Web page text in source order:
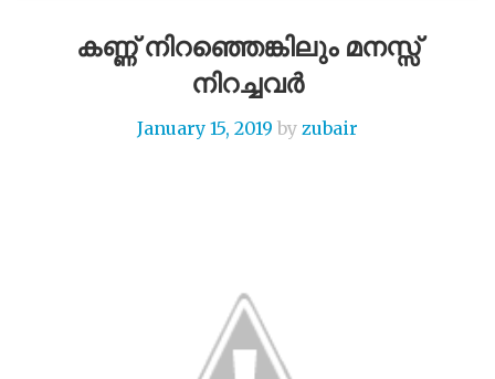
കണ്ണ് നിറഞ്ഞെങ്കിലും മനസ്സ്
നിറച്ചവർ
January 15, 2019 by zubair